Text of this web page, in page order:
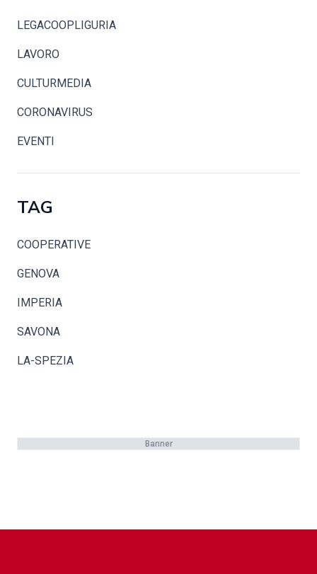
LEGACOOPLIGURIA
LAVORO
CULTURMEDIA
CORONAVIRUS
EVENTI
TAG
COOPERATIVE
GENOVA
IMPERIA
SAVONA
LA-SPEZIA
Banner